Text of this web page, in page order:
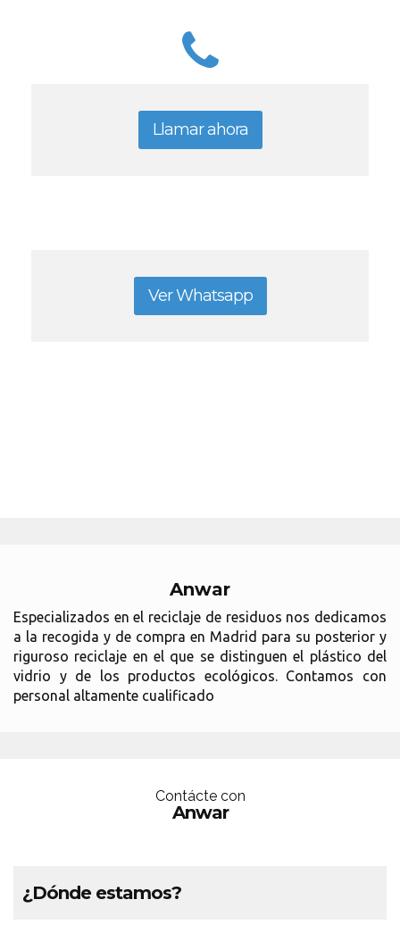
Llamar ahora
Ver Whatsapp
Anwar
Especializados en el reciclaje de residuos nos dedicamos
a la recogida y de compra en Madrid para su posterior y
riguroso reciclaje en el que se distinguen el plástico del
vidrio y de los productos ecológicos. Contamos con
personal altamente cualificado
Contácte con
Anwar
¿Dónde estamos?